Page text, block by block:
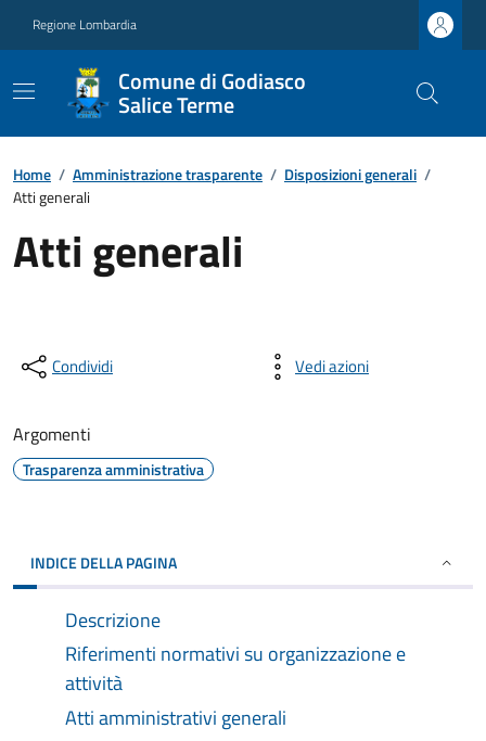
Regione Lombardia
Comune di Godiasco
Salice Terme
Home / Amministrazione trasparente / Disposizioni generali /
Atti generali
Atti generali
Condividi Vedi azioni
Argomenti
Trasparenza amministrativa
INDICE DELLA PAGINA
Descrizione
Riferimenti normativi su organizzazione e
attività
Atti amministrativi generali